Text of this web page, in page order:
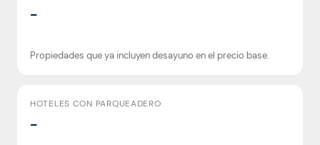
-
Propiedades que ya incluyen desayuno en el precio base.
HOTELES CON PARQUEADERO
-